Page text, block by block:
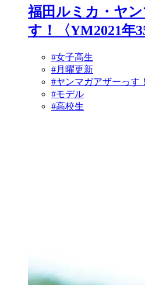
福田ルミカ・ヤ
す！〈YM2021年
#女子高生
#月曜更新
#ヤンマガアザーっす！
#モデル
#高校生